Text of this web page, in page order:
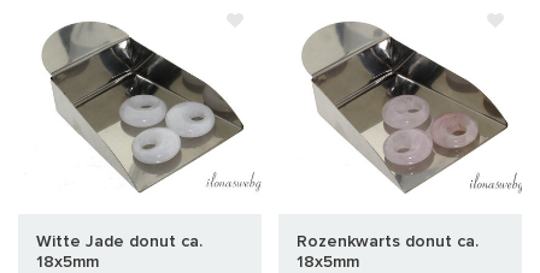
Witte Jade donut ca.
18x5mm
Rozenkwarts donut ca.
18x5mm